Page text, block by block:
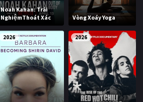
Noah Kahan: Trải
NghiệmThoát Xác
Vòng Xoáy Yoga
2026 2026